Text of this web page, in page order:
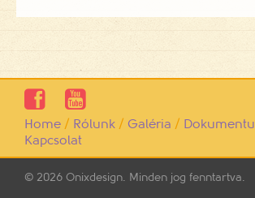
 
Home / Rólunk / Galéria /
Kapcsolat
© 2026 Onixdesign. Minden jog fenntartva.